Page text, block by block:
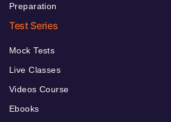
Preparation
Test Series
Mock Tests
Live Classes
Videos Course
Ebooks